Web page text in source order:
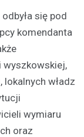
się pod
komendanta
władz
wymiaru
oraz